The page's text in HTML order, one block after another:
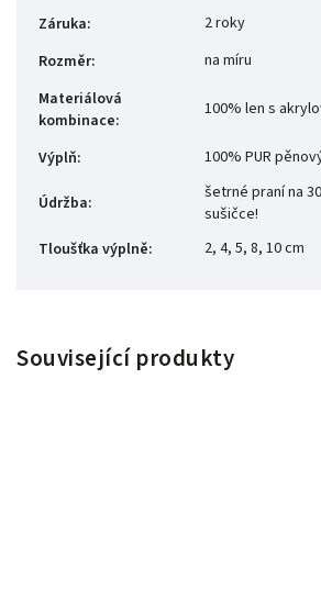
Záruka:
2 roky
Rozměr:
na míru
Materiálová
kombinace:
100% len s
Výplň: 100% PUR
Údržba:
šetrné praní na
sušičce!
Tloušťka výplně: 2, 4, 5, 8, 10 cm
Související produkty